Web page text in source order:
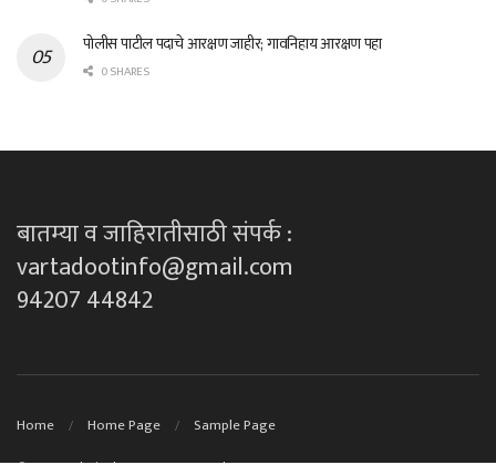
पोलीस पाटील पदाचे आरक्षण जाहीर; गावनिहाय आरक्षण पहा
0 SHARES
बातम्या व जाहिरातीसाठी संपर्क :
vartadootinfo@gmail.com
94207 44842
Home Home Page Sample Page